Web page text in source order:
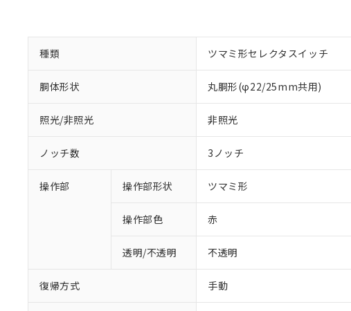
種類 ツマミ形セレクタスイッチ
胴体形状 丸胴形(φ22/25mm共用)
照光/非照光 非照光
ノッチ数 3ノッチ
操作部 操作部形状 ツマミ形
操作部色 赤
透明/不透明 不透明
復帰方式 手動